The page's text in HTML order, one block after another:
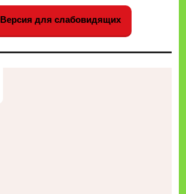
Версия для слабовидящих